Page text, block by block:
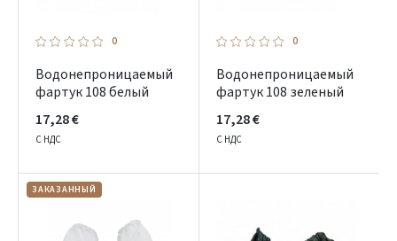
0
Водонепроницаемый
фартук 108 белый
17,28 €
С НДС
0
Водонепроницаемый
фартук 108 зеленый
17,28 €
С НДС
ЗАКАЗАННЫЙ